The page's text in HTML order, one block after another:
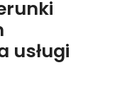
usługi